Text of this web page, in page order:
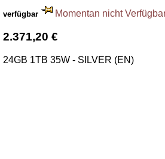
verfügbar Momentan nicht
2.371,20 €
24GB 1TB 35W - SILVER (EN)